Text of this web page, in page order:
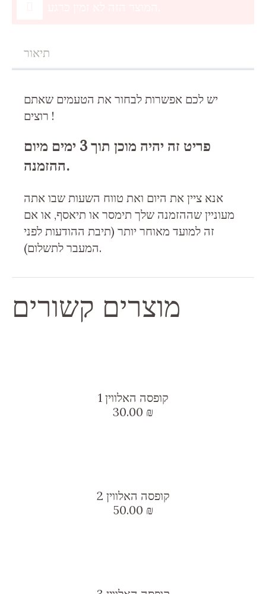
תיאור
יש לכם אפשרות לבחור את הטעמים שאתם
רוצים !
פריט זה יהיה מוכן תוך 3 ימים מיום
ההזמנה.
אנא ציין את היום ואת טווח השעות שבו אתה
מעוניין שההזמנה שלך תימסר או תיאסף, או אם
זה למועד מאוחר יותר (תיבת ההודעות לפני
המעבר לתשלום).
מוצרים קשורים
קופסה האלווין 1
30.00 ₪
קופסה האלווין 2
50.00 ₪